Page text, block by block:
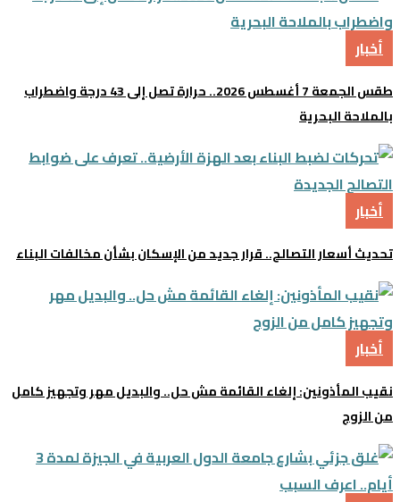
أخبار
طقس الجمعة 7 أغسطس 2026.. حرارة تصل إلى 43 درجة واضطراب
بالملاحة البحرية
أخبار
تحديث أسعار التصالح.. قرار جديد من الإسكان بشأن مخالفات البناء
أخبار
نقيب المأذونين: إلغاء القائمة مش حل.. والبديل مهر وتجهيز كامل
من الزوج